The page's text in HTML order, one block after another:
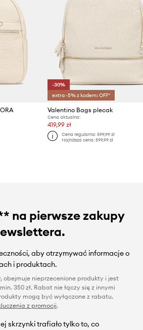
-30%
extra -5% z kodem: OFF*
Valentino Bags plecak
Cena aktualna:
419,99 zł
Cena regularna: 599,99 zł
Najniższa cena: 599,99 zł
na pierwsze zakupy
aby otrzymywać informacje o
i produktach.
obejmuje nieprzecenione produkty i jest
350 zł. Rabat nie łączy się z innymi
mogą być wyłączone z rabatu.
z promocji.
skrzynki trafiało tylko to, co